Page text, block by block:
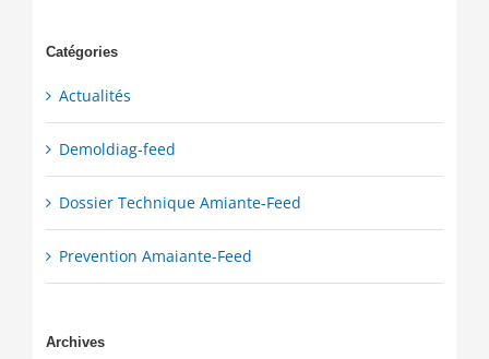
Catégories
Actualités
Demoldiag-feed
Dossier Technique Amiante-Feed
Prevention Amaiante-Feed
Archives